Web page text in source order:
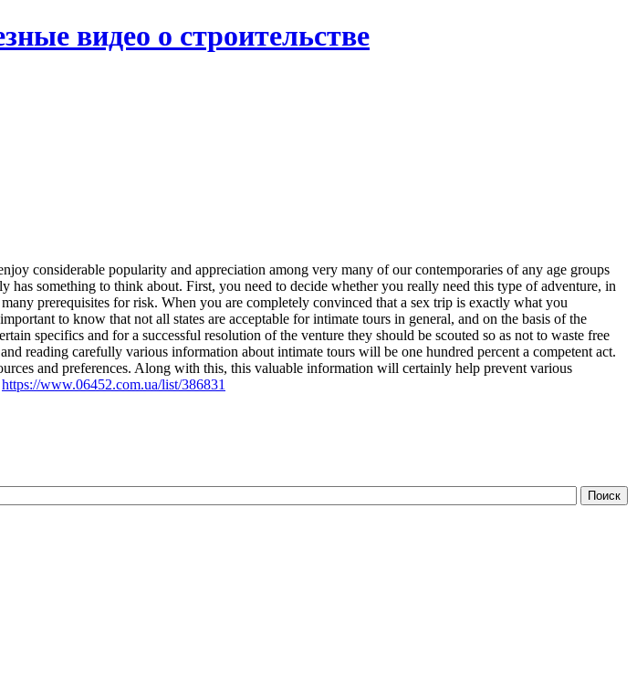
видео о строительстве
considerable popularity and appreciation among very many of our contemporaries of any age groups
something to think about. First, you need to decide whether you really need this type of adventure, in
prerequisites for risk. When you are completely convinced that a sex trip is exactly what you
to know that not all states are acceptable for intimate tours in general, and on the basis of the
specifics and for a successful resolution of the venture they should be scouted so as not to waste free
reading carefully various information about intimate tours will be one hundred percent a competent act.
and preferences. Along with this, this valuable information will certainly help prevent various
https://www.06452.com.ua/list/386831